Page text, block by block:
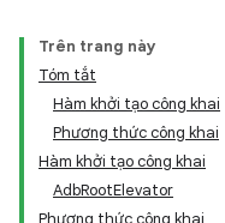
Trên trang này
Tóm tắt
Hàm khởi tạo công khai
Phương thức công khai
Hàm khởi tạo công khai
AdbRootElevator
Phương thức công khai